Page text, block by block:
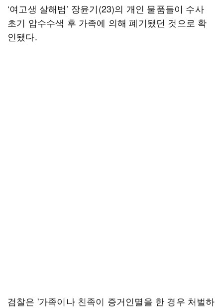
‘여고생 살해범’ 장윤기(23)의 개인 물품들이 수사
초기 압수수색 후 가족에 의해 폐기됐던 것으로 확
인됐다.
검찰은 '가족이나 친족이 증거인멸을 한 경우 처벌하